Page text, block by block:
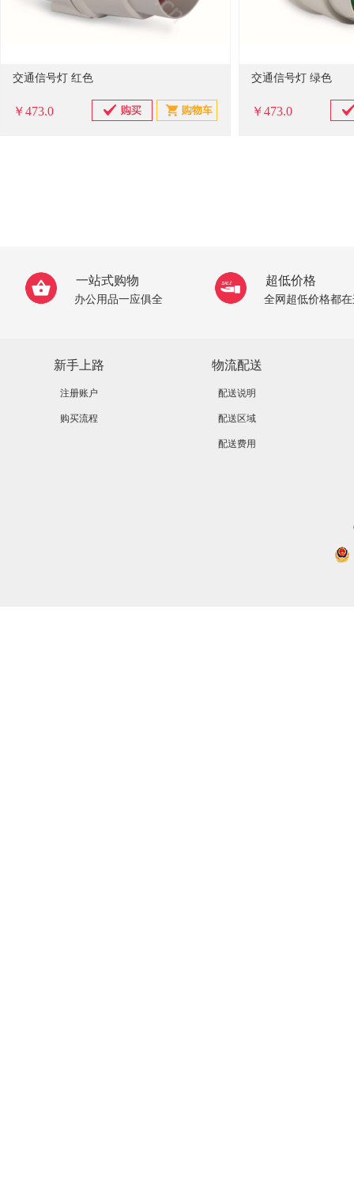
交通信号灯 红色
￥473.0
交通信号灯 绿色
￥473.0
一站式购物
办公用品一应俱全
超低价格
全网超低价格都
新手上路
注册账户
购买流程
物流配送
配送说明
配送区域
配送费用